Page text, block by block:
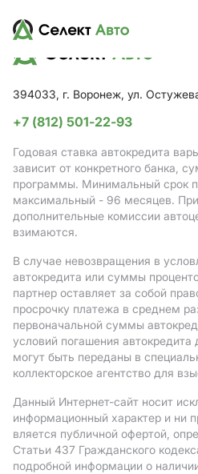
394033, г. Воронеж, ул.
+7 (812) 501-22-93
Годовая ставка автокредита
зависит от конкретного банка,
программы. Минимальный срок
максимальный - 96 месяцев.
дополнительные комиссии
взимаются.
В случае невозвращения в
автокредита или суммы
партнер оставляет за собой
просрочку платежа в среднем
первоначальной суммы
условий погашения
могут быть переданы в
коллекторское агентство для
Данный Интернет-сайт носит
информационный характер и ни
вляется публичной офертой,
Статьи 437 Гражданского
подробной информации о